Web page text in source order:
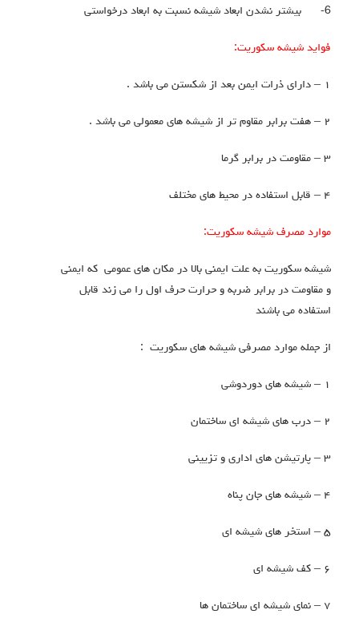
بیشتر نشدن ابعاد شیشه نسبت به ابعاد درخواستی
فواید شیشه سکوریت:
موارد مصرف شیشه سکوریت:
شیشه سکوریت به علت ایمنی بالا در مکان های عمومی که ایمنی
و مقاومت در برابر ضربه و حرارت حرف اول را می زند قابل
استفاده می باشند
از جمله موارد مصرفی شیشه های سکوریت :